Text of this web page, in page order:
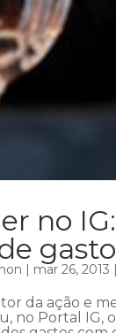
no
| mar 26, 2013 |
da ação e
no Portal IG,